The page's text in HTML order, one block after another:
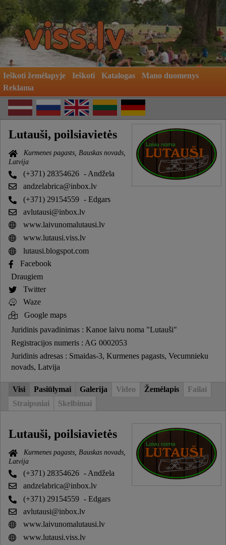
Ieškoti žemėlapyje Ieškoti Katalogas
Mano duomenys
Reklama
Lutauši, poilsiavietės
Kurmenes pagasts, Bauskas novads,
Latvija
(+371) 28354626 - Andžela
andzelabrica@inbox.lv
(+371) 29154559 - Edgars
avlutausi@inbox.lv
www.laivunomalutausi.lv
www.lutausi.viss.lv
lutausi.blogspot.com
Facebook
Draugiem
Twitter
Waze
Google maps
Juridinis pavadinimas : Kanoe laivu noma "Lutauši"
Registracijos numeris : AG 0002053
Juridinis adresas : Smaidas-3, Kurmenes pagasts, Vecumnieku
novads, Latvija
Visi Pasiūlymai Galerija Video Žemėlapis
Failai
Straipsniai
Skelbimai
Lutauši, poilsiavietės
Kurmenes pagasts, Bauskas novads,
Latvija
(+371) 28354626 - Andžela
andzelabrica@inbox.lv
(+371) 29154559 - Edgars
avlutausi@inbox.lv
www.laivunomalutausi.lv
www.lutausi.viss.lv